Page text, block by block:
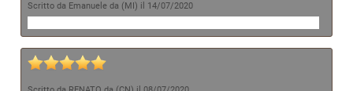
Scritto da Emanuele da (MI) il 14/07/2020